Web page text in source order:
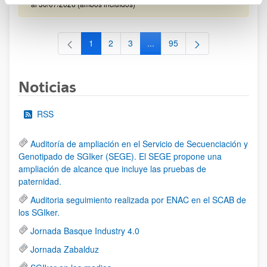
al 30/07/2026 (ambos incluídos)
Página
1 Página
2 Página
3 ...Páginas intermedias Use TAB
Página
95
Noticias
RSS
Auditoría de ampliación en el Servicio de Secuenciación y
Genotipado de SGIker (SEGE). El SEGE propone una
ampliación de alcance que incluye las pruebas de
paternidad.
Auditoria seguimiento realizada por ENAC en el SCAB de
los SGIker.
Jornada Basque Industry 4.0
Jornada Zabalduz